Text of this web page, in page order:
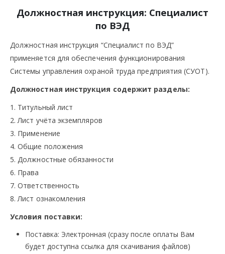
Должностная инструкция: Специалист
по ВЭД
Должностная инструкция “Специалист по ВЭД”
применяется для обеспечения функционирования
Системы управления охраной труда предприятия (СУОТ).
Должностная инструкция содержит разделы:
1. Титульный лист
2. Лист учёта экземпляров
3. Применение
4. Общие положения
5. Должностные обязанности
6. Права
7. Ответственность
8. Лист ознакомления
Условия поставки:
Поставка: Электронная (сразу после оплаты Вам
будет доступна ссылка для скачивания файлов)